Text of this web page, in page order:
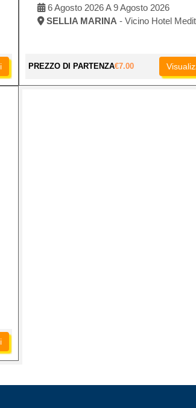
6 Agosto 2026 A 9 Agosto 2026
SELLIA MARINA - Vicino Hotel
PREZZO DI PARTENZA€7.00